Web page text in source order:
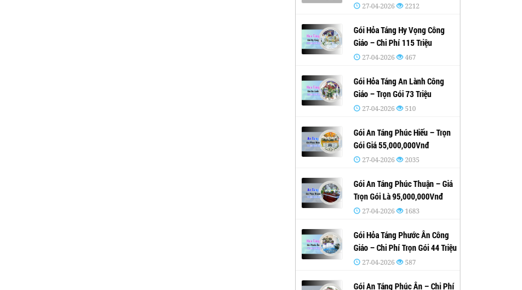
27-04-2026 2212
Gói Hỏa Táng Hy Vọng Công
Giáo – Chi Phí 115 Triệu
27-04-2026 467
Gói Hỏa Táng An Lành Công
Giáo – Trọn Gói 73 Triệu
27-04-2026 510
Gói An Táng Phúc Hiếu – Trọn
Gói Giá 55,000,000Vnđ
27-04-2026 2035
Gói An Táng Phúc Thuận – Giá
Trọn Gói Là 95,000,000Vnđ
27-04-2026 1683
Gói Hỏa Táng Phước Ân Công
Giáo – Chi Phí Trọn Gói 44 Triệu
27-04-2026 587
Gói An Táng Phúc Ân – Chi Phí